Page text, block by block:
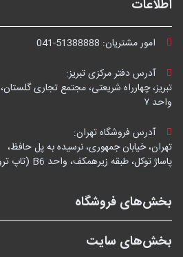
اطلاعات
امور مشتریان: 041-51388888
آدرس دفتر مرکزی تبریز:
تبریز، چهارراه شریعتی، مجتمع تجاری گلستان،
واحد ۷
آدرس فروشگاه تهران:
تهران، خیابان جمهوری، نرسیده به پل حافظ،
پاساژ توکل، طبقه زیرهمکف، واحد B6 (تاپ ترونیک)
بخش‌های فروشگاه
بخش‌های سایت